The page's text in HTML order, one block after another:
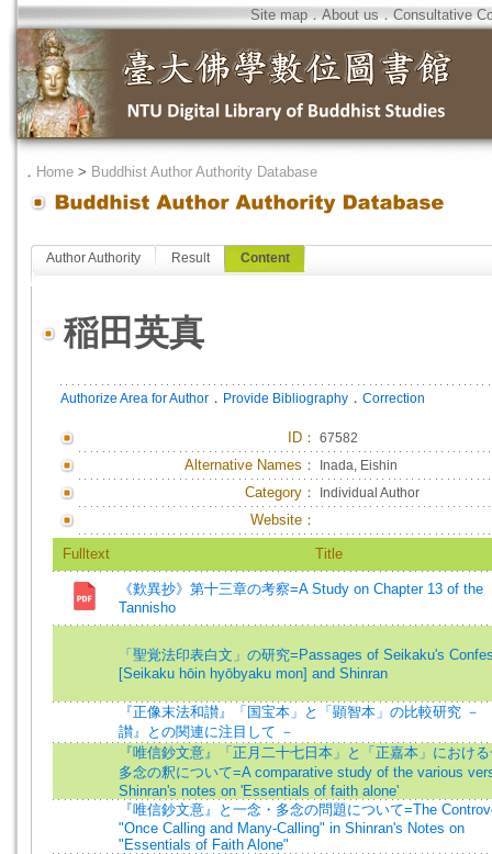
Site map．About us．Consultative
． Home > Buddhist Author Authority Database
Author Authority Result Content
稲田英真
Authorize Area for Author ． Provide Bibliography ． Correction
ID ： 67582
Alternative Names： Inada, Eishin
Category： Individual Author
Website：
Fulltext Title
《歎異抄》第十三章の考察=A Study on Chapter 13 of the
Tannisho
「聖覚法印表白文」の研究=Passages of Seikaku's
[Seikaku hōin hyōbyaku mon] and Shinran
『正像末法和讃』「国宝本」と「顕智本」の比較研究 －
讃』との関連に注目して －
『唯信鈔文意』「正月二十七日本」と「正嘉本」におけ
多念の釈について=A comparative study of the various
Shinran's notes on 'Essentials of faith alone'
『唯信鈔文意』と一念・多念の問題について=The
"Once Calling and Many-Calling" in Shinran's Notes on
"Essentials of Faith Alone"